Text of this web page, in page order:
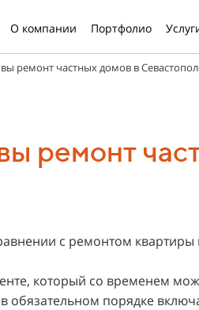
О компании Портфолио
ремонт частных домов в
ремонт
с ремонтом квартиры
который со временем
обязательном порядке